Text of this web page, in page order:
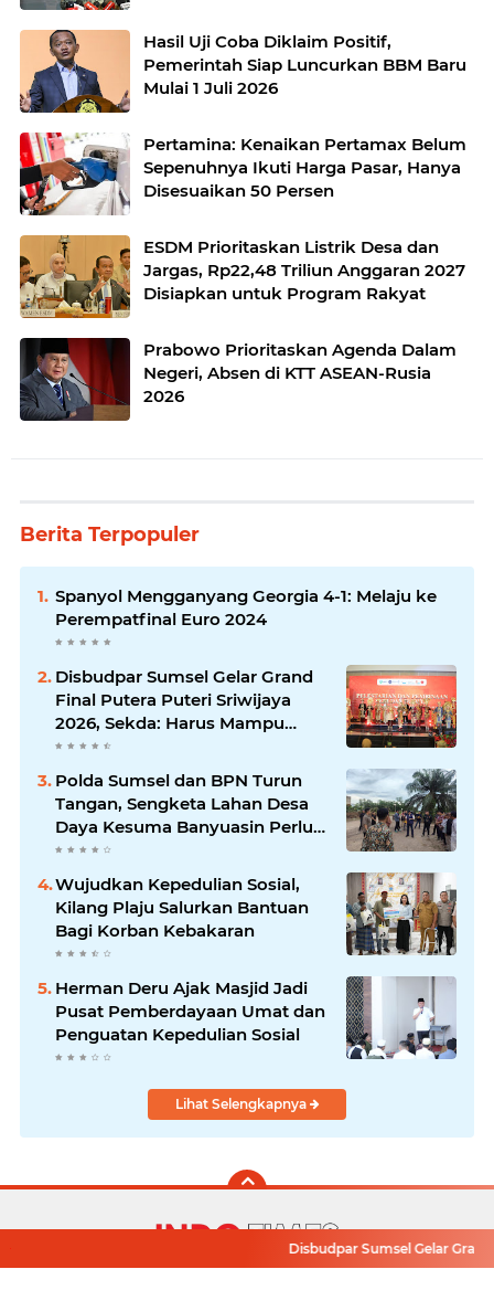
Hasil Uji Coba Diklaim Positif,
Pemerintah Siap Luncurkan BBM Baru
Mulai 1 Juli 2026
Pertamina: Kenaikan Pertamax Belum
Sepenuhnya Ikuti Harga Pasar, Hanya
Disesuaikan 50 Persen
ESDM Prioritaskan Listrik Desa dan
Jargas, Rp22,48 Triliun Anggaran 2027
Disiapkan untuk Program Rakyat
Prabowo Prioritaskan Agenda Dalam
Negeri, Absen di KTT ASEAN-Rusia
2026
Berita Terpopuler
Spanyol Mengganyang Georgia 4-1: Melaju ke
Perempatfinal Euro 2024
Disbudpar Sumsel Gelar Grand
Final Putera Puteri Sriwijaya
2026, Sekda: Harus Mampu
Bawa Sumsel Go Internasional
Polda Sumsel dan BPN Turun
Tangan, Sengketa Lahan Desa
Daya Kesuma Banyuasin Perlu
Kepastian Hukum
Wujudkan Kepedulian Sosial,
Kilang Plaju Salurkan Bantuan
Bagi Korban Kebakaran
Herman Deru Ajak Masjid Jadi
Pusat Pemberdayaan Umat dan
Penguatan Kepedulian Sosial
Lihat Selengkapnya
Disbudpar Sumsel Gelar